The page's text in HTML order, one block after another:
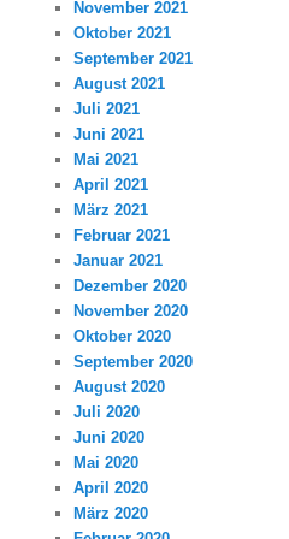
November 2021
Oktober 2021
September 2021
August 2021
Juli 2021
Juni 2021
Mai 2021
April 2021
März 2021
Februar 2021
Januar 2021
Dezember 2020
November 2020
Oktober 2020
September 2020
August 2020
Juli 2020
Juni 2020
Mai 2020
April 2020
März 2020